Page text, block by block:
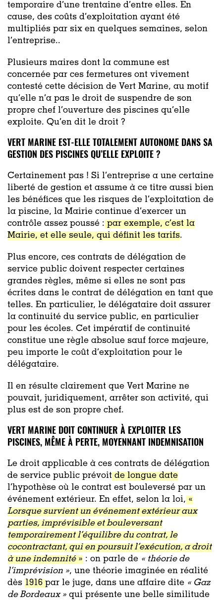
temporaire d’une trentaine d’entre elles. En
cause, des coûts d’exploitation ayant été
multipliés par six en quelques semaines, selon
l’entreprise..
Plusieurs maires dont la commune est
concernée par ces fermetures ont vivement
contesté cette décision de Vert Marine, au motif
qu’elle n’a pas le droit de suspendre de son
propre chef l’ouverture des piscines qu’elle
exploite. Qu’en dit le droit ?
VERT MARINE EST-ELLE TOTALEMENT AUTONOME DANS SA
GESTION DES PISCINES QU’ELLE EXPLOITE ?
Certainement pas ! Si l’entreprise a une certaine
liberté de gestion et assume à ce titre aussi bien
les bénéfices que les risques de l’exploitation de
la piscine, la Mairie continue d’exercer un
contrôle assez poussé : par exemple, c’est la
Mairie, et elle seule, qui définit les tarifs.
Plus encore, ces contrats de délégation de
service public doivent respecter certaines
grandes règles, même si elles ne sont pas
écrites dans le contrat de délégation en tant que
telles. En particulier, le délégataire doit assurer
la continuité du service public, en particulier
pour les écoles. Cet impératif de continuité
constitue une règle absolue sauf force majeure,
peu importe le coût d’exploitation pour le
délégataire.
Il en résulte clairement que Vert Marine ne
pouvait, juridiquement, arrêter son activité, qui
plus est de son propre chef.
VERT MARINE DOIT CONTINUER À EXPLOITER LES
PISCINES, MÊME À PERTE, MOYENNANT INDEMNISATION
Le droit applicable à ces contrats de délégation
de service public prévoit de longue date
l’hypothèse où le contrat est bouleversé par un
événement extérieur. En effet, selon la loi, «
Lorsque survient un événement extérieur aux
parties, imprévisible et bouleversant
temporairement l’équilibre du contrat, le
cocontractant, qui en poursuit l’exécution, a droit
à une indemnité» : on parle de « théorie de
l’imprévision », une théorie imaginée en réalité
dès 1916 par le juge, dans une affaire dite « Gaz
de Bordeaux » qui présente une belle similitude